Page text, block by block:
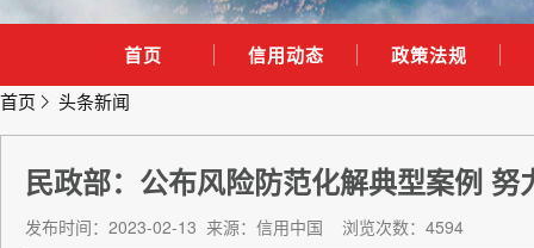
首页 信用动态 政策法规
首页 头条新闻
民政部：公布风险防范化解典型案例
发布时间：2023-02-13 来源：信用中国 浏览次数：4594